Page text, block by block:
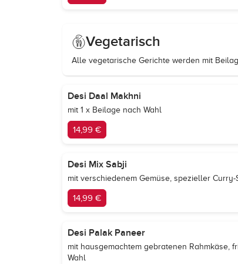
Vegetarisch
Alle vegetarische Gerichte werden mit
Desi Daal Makhni
mit 1 x Beilage nach Wahl
14,99 €
Desi Mix Sabji
mit verschiedenem Gemüse, spezieller
14,99 €
Desi Palak Paneer
mit hausgemachtem gebratenen Rahmkäse,
Wahl